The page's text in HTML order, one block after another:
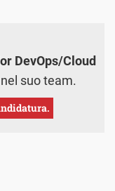
DevOps/Cloud
suo team.